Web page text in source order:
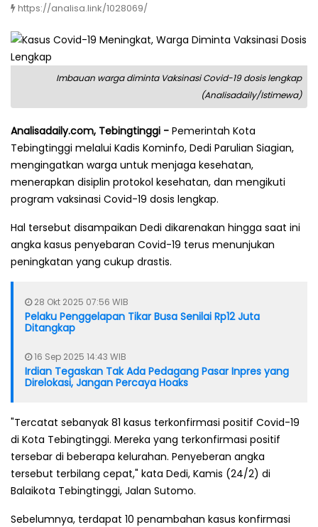
https://analisa.link/1028069/
Imbauan warga diminta Vaksinasi Covid-19 dosis lengkap
(Analisadaily/Istimewa)
Analisadaily.com, Tebingtinggi - Pemerintah Kota
Tebingtinggi melalui Kadis Kominfo, Dedi Parulian Siagian,
mengingatkan warga untuk menjaga kesehatan,
menerapkan disiplin protokol kesehatan, dan mengikuti
program vaksinasi Covid-19 dosis lengkap.
Hal tersebut disampaikan Dedi dikarenakan hingga saat ini
angka kasus penyebaran Covid-19 terus menunjukan
peningkatan yang cukup drastis.
28 Okt 2025 07:56 WIB
Pelaku Penggelapan Tikar Busa Senilai Rp12 Juta
Ditangkap
16 Sep 2025 14:43 WIB
Irdian Tegaskan Tak Ada Pedagang Pasar Inpres yang
Direlokasi, Jangan Percaya Hoaks
"Tercatat sebanyak 81 kasus terkonfirmasi positif Covid-19
di Kota Tebingtinggi. Mereka yang terkonfirmasi positif
tersebar di beberapa kelurahan. Penyeberan angka
tersebut terbilang cepat," kata Dedi, Kamis (24/2) di
Balaikota Tebingtinggi, Jalan Sutomo.
Sebelumnya, terdapat 10 penambahan kasus konfirmasi